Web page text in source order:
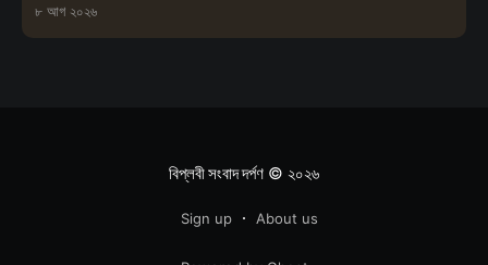
৮ আগ ২০২৬
বিপ্লবী সংবাদ দর্পণ© ২০২৬
Sign up About us